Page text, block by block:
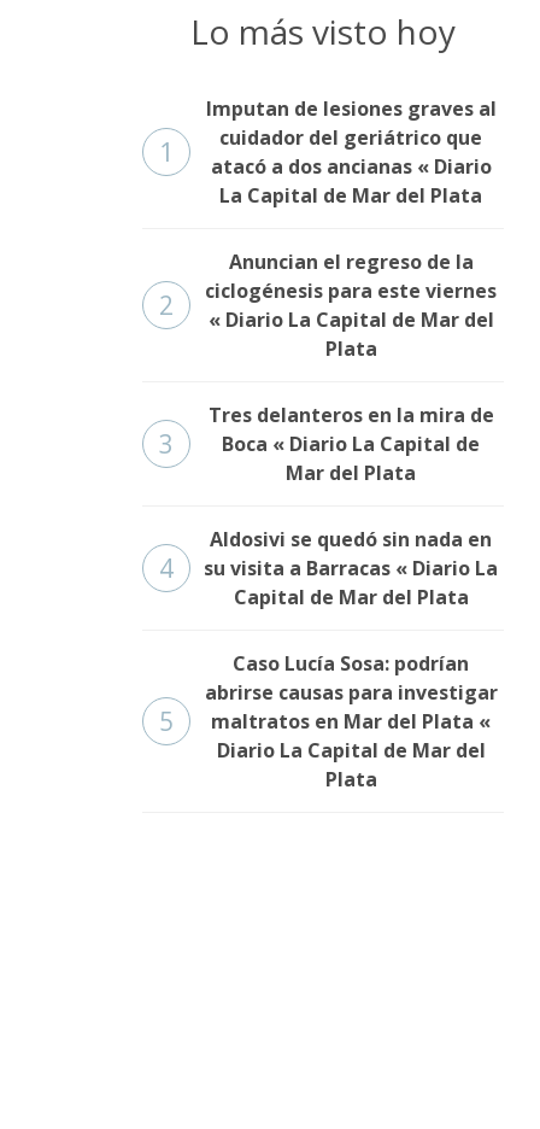
Lo más visto hoy
1
Imputan de lesiones graves al
cuidador del geriátrico que
atacó a dos ancianas « Diario
La Capital de Mar del Plata
2
Anuncian el regreso de la
ciclogénesis para este viernes
« Diario La Capital de Mar del
Plata
3
Tres delanteros en la mira de
Boca « Diario La Capital de
Mar del Plata
4
Aldosivi se quedó sin nada en
su visita a Barracas « Diario La
Capital de Mar del Plata
5
Caso Lucía Sosa: podrían
abrirse causas para investigar
maltratos en Mar del Plata «
Diario La Capital de Mar del
Plata